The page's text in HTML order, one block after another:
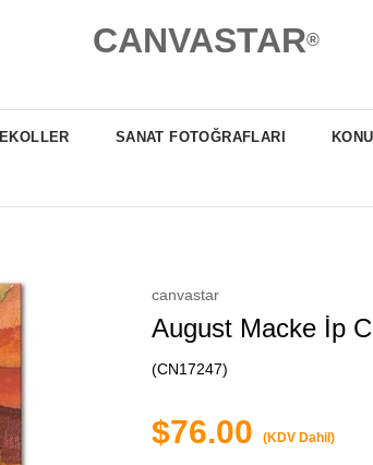
CANVASTAR®
EKOLLER SANAT FOTOĞRAFLARI
canvastar
August Macke İp
(CN17247)
$76.00 (KDV Dahil)